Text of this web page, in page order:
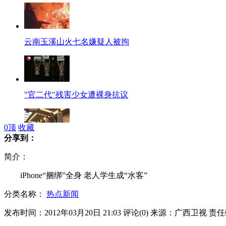
云南玉溪山火七名嫌疑人被拘
"官二代"残害少女遭裸身抗议
海口一高校男生刺死女生后跳楼自杀
0顶 收藏
分享到：
简介：
iPhone“捆绑”全身 老人学生成“水客”
分类名称： 热点新闻
发布时间：2012年03月20日 21:03 评论(0) 来源：广西卫视 责